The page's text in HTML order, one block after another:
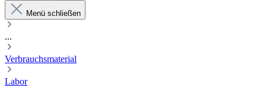
Menü schließen
...
Verbrauchsmaterial
Labor